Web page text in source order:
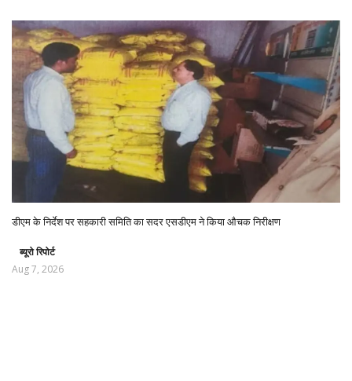
डीएम के निर्देश पर सहकारी समिति का सदर एसडीएम ने किया औचक निरीक्षण
ब्यूरो रिपोर्ट
Aug 7, 2026